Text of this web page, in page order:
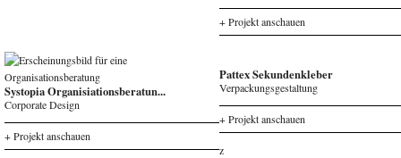
+ Projekt anschauen
Systopia Organisiationsberatun...
Corporate Design
+ Projekt anschauen
Pattex Sekundenkleber
Verpackungsgestaltung
+ Projekt anschauen
z